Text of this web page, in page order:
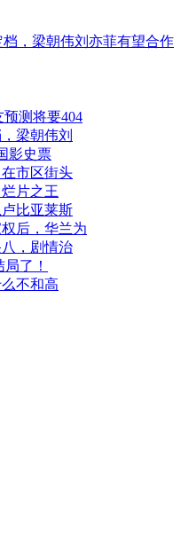
档，梁朝伟刘亦菲有望合作
测将要404
梁朝伟刘
影史票
市区街头
片之王
比亚莱斯
后，华兰为
，剧情治
了！
不和高